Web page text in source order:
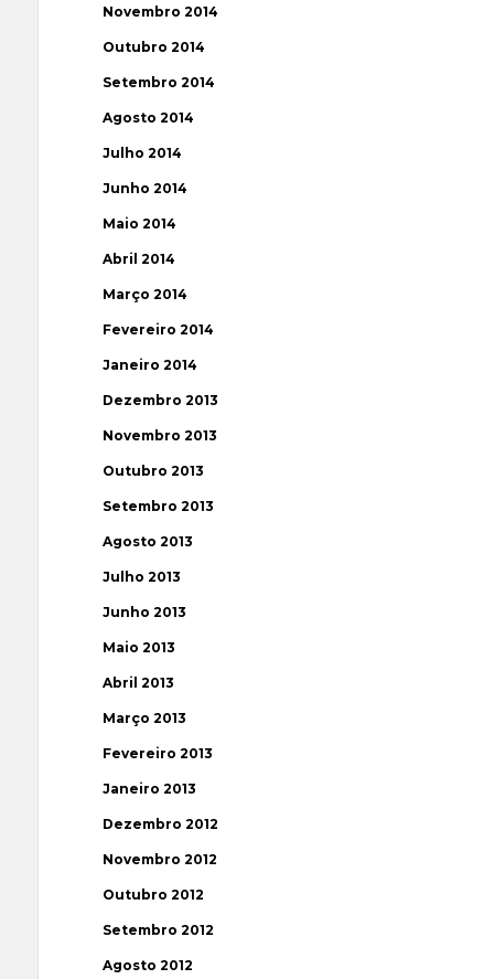
Novembro 2014
Outubro 2014
Setembro 2014
Agosto 2014
Julho 2014
Junho 2014
Maio 2014
Abril 2014
Março 2014
Fevereiro 2014
Janeiro 2014
Dezembro 2013
Novembro 2013
Outubro 2013
Setembro 2013
Agosto 2013
Julho 2013
Junho 2013
Maio 2013
Abril 2013
Março 2013
Fevereiro 2013
Janeiro 2013
Dezembro 2012
Novembro 2012
Outubro 2012
Setembro 2012
Agosto 2012